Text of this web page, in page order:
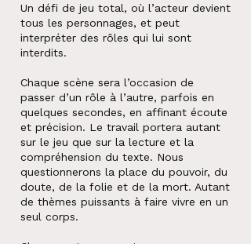
Un défi de jeu total, où l’acteur devient
tous les personnages, et peut
interpréter des rôles qui lui sont
interdits.
Chaque scène sera l’occasion de
passer d’un rôle à l’autre, parfois en
quelques secondes, en affinant écoute
et précision. Le travail portera autant
sur le jeu que sur la lecture et la
compréhension du texte. Nous
questionnerons la place du pouvoir, du
doute, de la folie et de la mort. Autant
de thèmes puissants à faire vivre en un
seul corps.